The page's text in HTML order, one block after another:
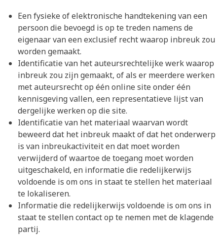
Een fysieke of elektronische handtekening van een
persoon die bevoegd is op te treden namens de
eigenaar van een exclusief recht waarop inbreuk zou
worden gemaakt.
Identificatie van het auteursrechtelijke werk waarop
inbreuk zou zijn gemaakt, of als er meerdere werken
met auteursrecht op één online site onder één
kennisgeving vallen, een representatieve lijst van
dergelijke werken op die site.
Identificatie van het materiaal waarvan wordt
beweerd dat het inbreuk maakt of dat het onderwerp
is van inbreukactiviteit en dat moet worden
verwijderd of waartoe de toegang moet worden
uitgeschakeld, en informatie die redelijkerwijs
voldoende is om ons in staat te stellen het materiaal
te lokaliseren.
Informatie die redelijkerwijs voldoende is om ons in
staat te stellen contact op te nemen met de klagende
partij.